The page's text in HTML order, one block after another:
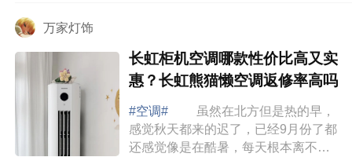
万家灯饰
长虹柜机空调哪款性价比高又实
惠？长虹熊猫懒空调返修率高吗
#空调#
虽然在北方但是热的早，
感觉秋天都来的迟了，已经9月份了都
还感觉像是在酷暑，每天根本离不开